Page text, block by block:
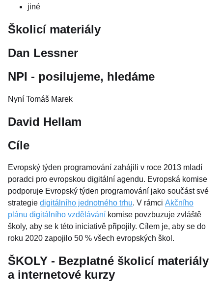
jiné
Školicí materiály
Dan Lessner
NPI - posilujeme, hledáme
Nyní Tomáš Marek
David Hellam
Cíle
Evropský týden programování zahájili v roce 2013 mladí
poradci pro evropskou digitální agendu. Evropská komise
podporuje Evropský týden programování jako součást své
strategie digitálního jednotného trhu. V rámci Akčního
plánu digitálního vzdělávání komise povzbuzuje zvláště
školy, aby se k této iniciativě připojily. Cílem je, aby se do
roku 2020 zapojilo 50 % všech evropských škol.
ŠKOLY - Bezplatné školicí materiály
a internetové kurzy